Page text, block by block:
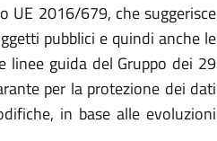
UE 2016/679, che suggerisce
pubblici e quindi anche le
linee guida del Gruppo dei 29
per la protezione dei dati
in base alle evoluzioni